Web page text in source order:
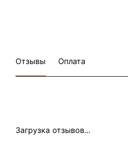
Отзывы Оплата
Загрузка отзывов...